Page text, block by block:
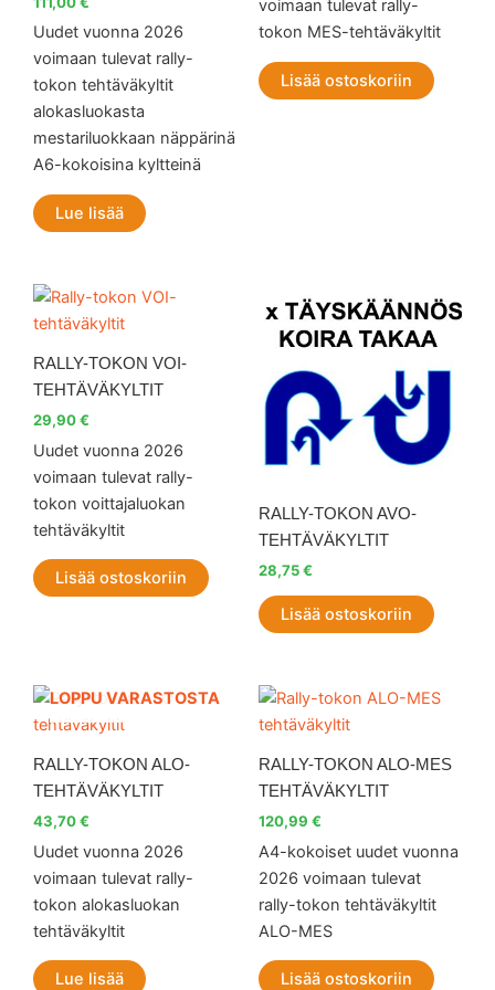
Uudet vuonna 2026
voimaan tulevat rally-
tokon tehtäväkyltit
alokasluokasta
mestariluokkaan näppärinä
A6-kokoisina kyltteinä
Lue lisää
voimaan tulevat rally-
tokon MES-tehtäväkyltit
Lisää ostoskoriin
RALLY-TOKON VOI-
TEHTÄVÄKYLTIT
29,90€
Uudet vuonna 2026
voimaan tulevat rally-
tokon voittajaluokan
tehtäväkyltit
Lisää ostoskoriin
RALLY-TOKON AVO-
TEHTÄVÄKYLTIT
28,75€
Lisää ostoskoriin
LOPPU VARASTOSTA
RALLY-TOKON ALO-
TEHTÄVÄKYLTIT
43,70€
Uudet vuonna 2026
voimaan tulevat rally-
tokon alokasluokan
tehtäväkyltit
Lue lisää
RALLY-TOKON ALO-MES
TEHTÄVÄKYLTIT
120,99 €
A4-kokoiset uudet vuonna
2026 voimaan tulevat
rally-tokon tehtäväkyltit
ALO-MES
Lisää ostoskoriin